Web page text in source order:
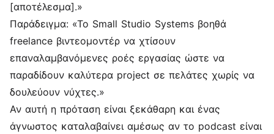
[αποτέλεσμα].»
Παράδειγμα: «Το Small Studio Systems βοηθά
freelance βιντεομοντέρ να χτίσουν
επαναλαμβανόμενες ροές εργασίας ώστε να
παραδίδουν καλύτερα project σε πελάτες χωρίς να
δουλεύουν νύχτες.»
Αν αυτή η πρόταση είναι ξεκάθαρη και ένας
άγνωστος καταλαβαίνει αμέσως αν το podcast είναι